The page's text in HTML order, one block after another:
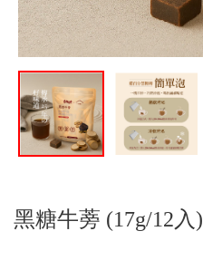
黑糖牛蒡 (17g/12入)